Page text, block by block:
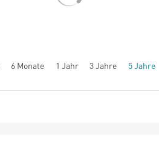
6 Monate 1 Jahr 3 Jahre 5 Jahre